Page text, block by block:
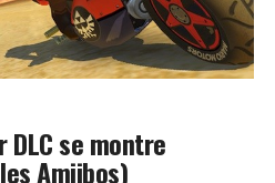
se montre
Amiibos)